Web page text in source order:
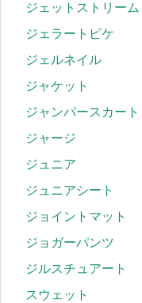
ジェットストリーム
ジェラートピケ
ジェルネイル
ジャケット
ジャンパースカート
ジャージ
ジュニア
ジュニアシート
ジョイントマット
ジョガーパンツ
ジルスチュアート
スウェット